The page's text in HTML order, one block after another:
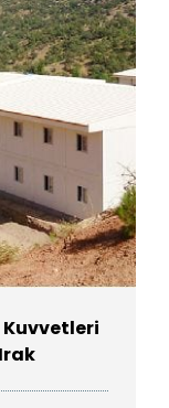
Kuvvetleri